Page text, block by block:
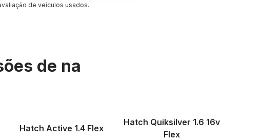
de veículos usados.
de na
Hatch Active 1.4 Flex
Hatch Quiksilver 1.6 16v
Flex